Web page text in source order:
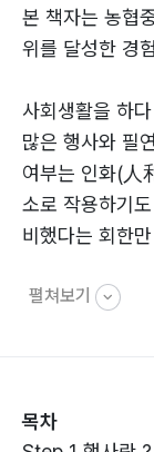
본 책자는 농협
위를 달성한 경
사회생활을 하
많은 행사와 필
여부는 인화(人
소로 작용하기
비했다는 회한
본 책자는 필자
반드시 지켜야
펼쳐보기
목차